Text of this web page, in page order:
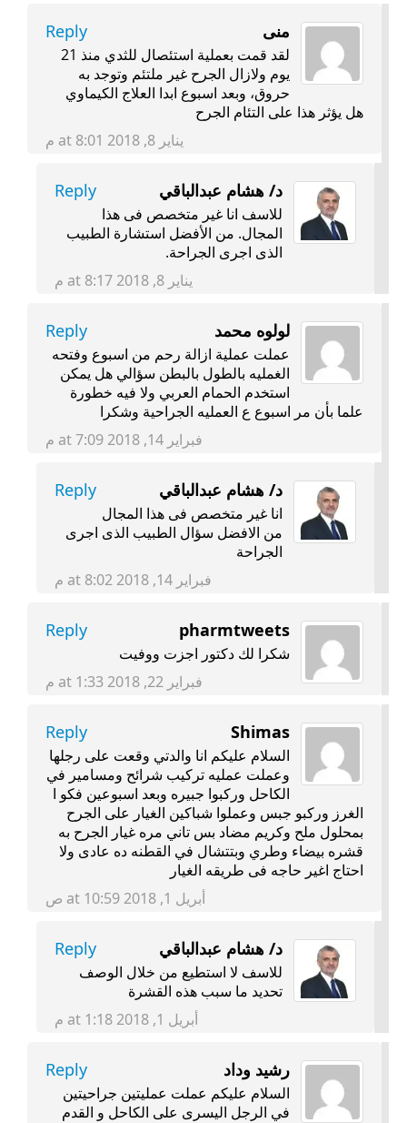
منى Reply
لقد قمت بعملية استئصال للثدي منذ 21
يوم ولازال الجرح غير ملتئم وتوجد به
حروق، وبعد اسبوع ابدا العلاج الكيماوي
هل يؤثر هذا على التئام الجرح
يناير 8, 2018 at 8:01 م
د/ هشام عبدالباقي Reply
للاسف انا غير متخصص فى هذا
المجال. من الأفضل استشارة الطبيب
الذى اجرى الجراحة.
يناير 8, 2018 at 8:17 م
لولوه محمد Reply
عملت عملية ازالة رحم من اسبوع وفتحه
الغمليه بالطول بالبطن سؤالي هل يمكن
استخدم الحمام العربي ولا فيه خطورة
علما بأن مر اسبوع ع العمليه الجراحية وشكرا
فبراير 14, 2018 at 7:09 م
د/ هشام عبدالباقي Reply
انا غير متخصص فى هذا المجال
من الافضل سؤال الطبيب الذى اجرى
الجراحة
فبراير 14, 2018 at 8:02 م
pharmtweets
Reply
شكرا لك دكتور اجزت ووفيت
فبراير 22, 2018 at 1:33 م
Shimas
Reply
السلام عليكم انا والدتي وقعت على رجلها
وعملت عمليه تركيب شرائح ومسامير في
الكاحل وركبوا جبيره وبعد اسبوعين فكو ا
الغرز وركبو جبس وعملوا شباكين الغيار على الجرح
بمحلول ملح وكريم مضاد بس تاني مره غيار الجرح به
قشره بيضاء وطري وبتتشال في القطنه ده عادى ولا
احتاج اغير حاجه فى طريقه الغيار
أبريل 1, 2018 at 10:59 ص
د/ هشام عبدالباقي Reply
للاسف لا استطيع من خلال الوصف
تحديد ما سبب هذه القشرة
أبريل 1, 2018 at 1:18 م
رشيد وداد Reply
السلام عليكم عملت عمليتين جراحيتين
في الرجل اليسرى على الكاحل و القدم